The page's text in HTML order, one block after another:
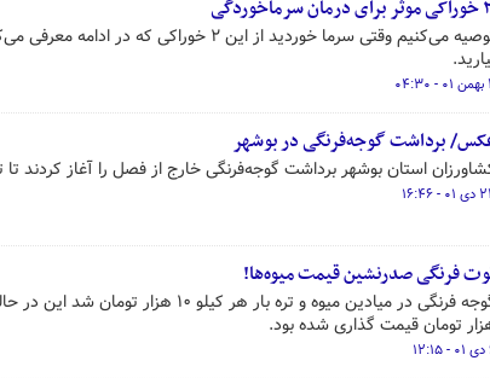
توصیه می‌کنیم وقتی سرما خوردید از این ۲
برداشت گوجه‌فرنگی در بوشهر
استان بوشهر برداشت گوجه‌فرنگی خارج از فصل را آغاز کردند
- ۱۶:۴۶
فرنگی صدرنشین قیمت میوه‌ها!
تومان قیمت گذاری شده بود.